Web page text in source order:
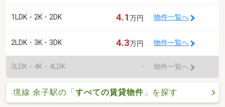
1LDK・2K・2DK 4.1万円 物件一覧へ
2LDK・3K・3DK 4.3万円 物件一覧へ
3LDK・4K・4LDK - 物件一覧へ
境線 余子駅の「すべての賃貸物件 」を探す